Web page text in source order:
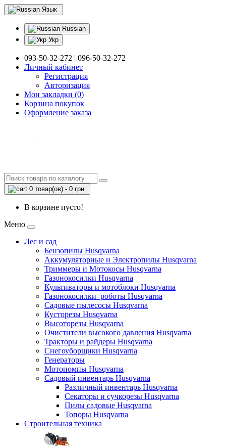
Язык
Russian
Укр
093-50-32-272 | 096-50-32-272
Личный кабинет
Регистрация
Авторизация
Мои закладки (0)
Корзина покупок
Оформление заказа
0 товар(ов) - 0 грн.
В корзине пусто!
Меню
Лес и сад
Бензопилы Husqvarna
Аккумуляторные и Электропилы Нusqvarna
Триммеры и Мотокосы Нusqvarna
Газонокосилки Husqvarna
Культиваторы и мотоблоки Husqvarna
Газонокосилки–роботы Husqvarna
Садовые пылесосы Husqvarna
Кусторезы Husqvarna
Высоторезы Husqvarna
Очистители высокого давления Husqvarna
Тракторы и райдеры Husqvarna
Снегоуборщики Husqvarna
Генераторы
Мотопомпы Husqvarna
Садовый инвентарь Husqvarna
Различный инвентарь Husqvarna
Секаторы и сучкорезы Husqvarna
Пилы садовые Husqvarna
Топоры Husqvarna
Строительная техника